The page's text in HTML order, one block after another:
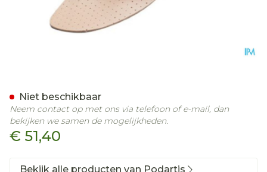
€ 51,40
Niet beschikbaar
Neem contact op met ons via telefoon of e-mail, dan
bekijken we samen de mogelijkheden.
Bekijk alle producten van Podartis